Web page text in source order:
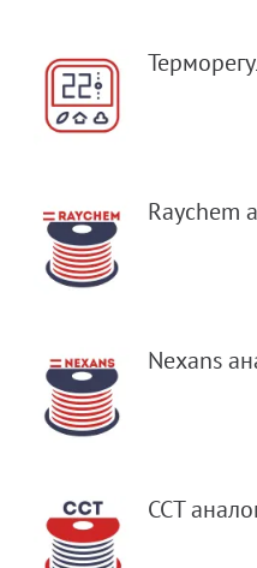
Raychem
Nexans
ССТ